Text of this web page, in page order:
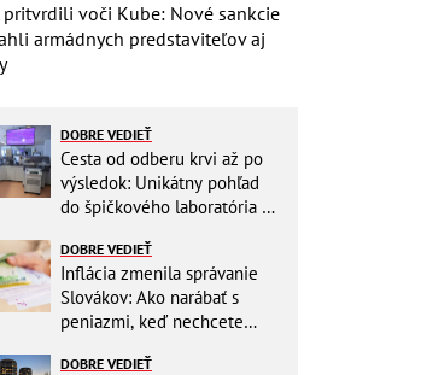
pritvrdili voči Kube: Nové sankcie
armádnych predstaviteľov aj
DOBRE VEDIEŤ
Cesta od odberu krvi až po
výsledok: Unikátny pohľad
do špičkového laboratória na
DOBRE VEDIEŤ
Inflácia zmenila správanie
Slovákov: Ako narábať s
peniazmi, keď nechcete
DOBRE VEDIEŤ